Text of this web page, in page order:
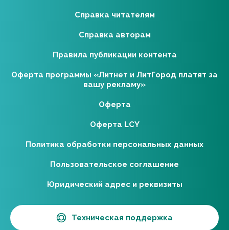
Справка читателям
Справка авторам
Правила публикации контента
Оферта программы «Литнет и ЛитГород платят за
вашу рекламу»
Оферта
Оферта LCY
Политика обработки персональных данных
Пользовательское соглашение
Юридический адрес и реквизиты
Техническая поддержка